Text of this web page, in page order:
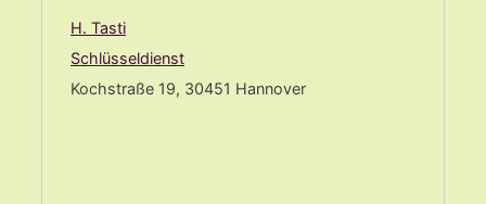
H. Tasti
Schlüsseldienst
Kochstraße 19, 30451 Hannover